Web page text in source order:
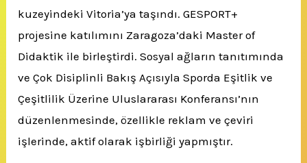
kuzeyindeki Vitoria’ya taşındı. GESPORT+
projesine katılımını Zaragoza’daki Master of
Didaktik ile birleştirdi. Sosyal ağların tanıtımında
ve Çok Disiplinli Bakış Açısıyla Sporda Eşitlik ve
Çeşitlilik Üzerine Uluslararası Konferansı’nın
düzenlenmesinde, özellikle reklam ve çeviri
işlerinde, aktif olarak işbirliği yapmıştır.